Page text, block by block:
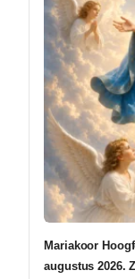
Mariakoor
augustus 2026.